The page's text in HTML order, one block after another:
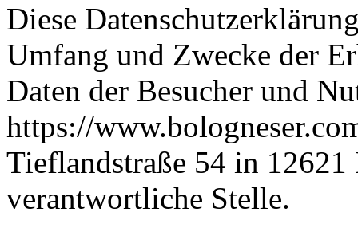
Diese
Umfang und Zwecke der
Daten der Besucher und
https://
Tieflandstraße 54 in
verantwortliche Stelle.